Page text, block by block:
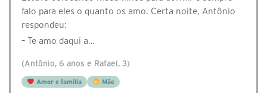
falo para eles o quanto os amo. Certa noite, Antônio
respondeu:
– Te amo daqui a…
(Antônio, 6 anos e Rafael, 3)
Amor e família Mãe